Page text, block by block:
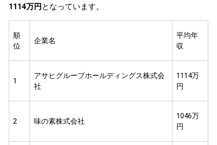
1114万円 となっています。
順
位
企業名
平均年
収
1
アサヒグループホールディングス株式会
社
1114万
円
2 味の素株式会社
1046万
円